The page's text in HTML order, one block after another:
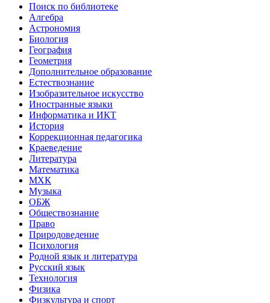
Поиск по библиотеке
Алгебра
Астрономия
Биология
География
Геометрия
Дополнительное образование
Естествознание
Изобразительное искусство
Иностранные языки
Информатика и ИКТ
История
Коррекционная педагогика
Краеведение
Литература
Математика
МХК
Музыка
ОБЖ
Обществознание
Право
Природоведение
Психология
Родной язык и литература
Русский язык
Технология
Физика
Физкультура и спорт